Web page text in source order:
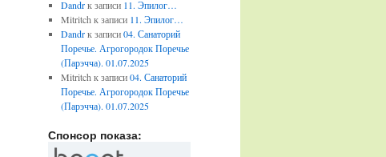
Dandrк записи 11. Эпилог…
Mitritch к записи 11. Эпилог…
Dandrк записи04. Санаторий
Поречье. Агрогородок Поречье
(Парэчча). 01.07.2025
Mitritch к записи04. Санаторий
Поречье. Агрогородок Поречье
(Парэчча). 01.07.2025
Спонсор показа: